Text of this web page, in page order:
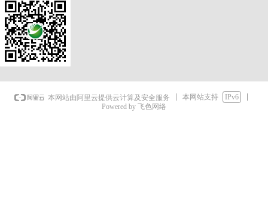
本网站由阿里云提供云计算及安全服务 本网站支持
IPv6
Powered by 飞色网络